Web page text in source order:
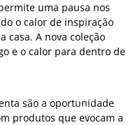
uma pausa nos
o calor de inspiração
casa. A nova coleção
e o calor para dentro de
são a oportunidade
produtos que evocam a